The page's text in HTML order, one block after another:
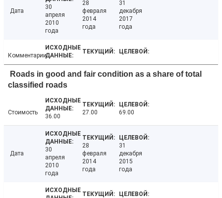
Дата
30
апреля
2010
года
28
февраля
2014
года
31
декабря
2017
года
Комментарии
Roads in good and fair condition as a share of total
classified roads
Стоимость
36.00
27.00 69.00
Дата
30
апреля
2010
года
28
февраля
2014
года
31
декабря
2015
года